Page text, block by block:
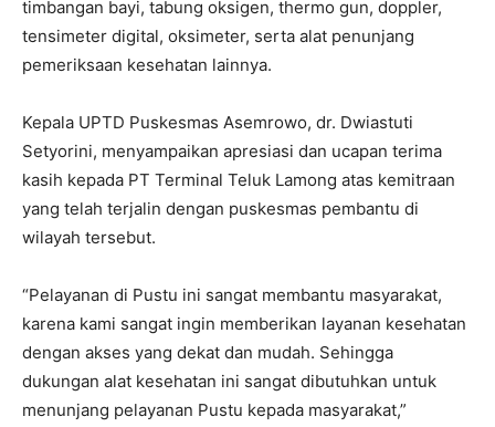
timbangan bayi, tabung oksigen, thermo gun, doppler,
tensimeter digital, oksimeter, serta alat penunjang
pemeriksaan kesehatan lainnya.
Kepala UPTD Puskesmas Asemrowo, dr. Dwiastuti
Setyorini, menyampaikan apresiasi dan ucapan terima
kasih kepada PT Terminal Teluk Lamong atas kemitraan
yang telah terjalin dengan puskesmas pembantu di
wilayah tersebut.
“Pelayanan di Pustu ini sangat membantu masyarakat,
karena kami sangat ingin memberikan layanan kesehatan
dengan akses yang dekat dan mudah. Sehingga
dukungan alat kesehatan ini sangat dibutuhkan untuk
menunjang pelayanan Pustu kepada masyarakat,”